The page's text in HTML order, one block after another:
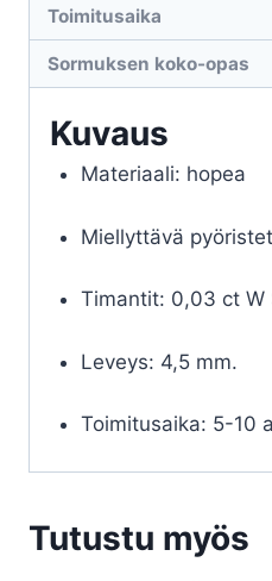
Toimitusaika
Sormuksen koko-opas
Kuvaus
Materiaali: hopea
Miellyttävä
Timantit: 0,03 ct W
Leveys: 4,5 mm.
Toimitusaika: 5-10
Tutustu myös